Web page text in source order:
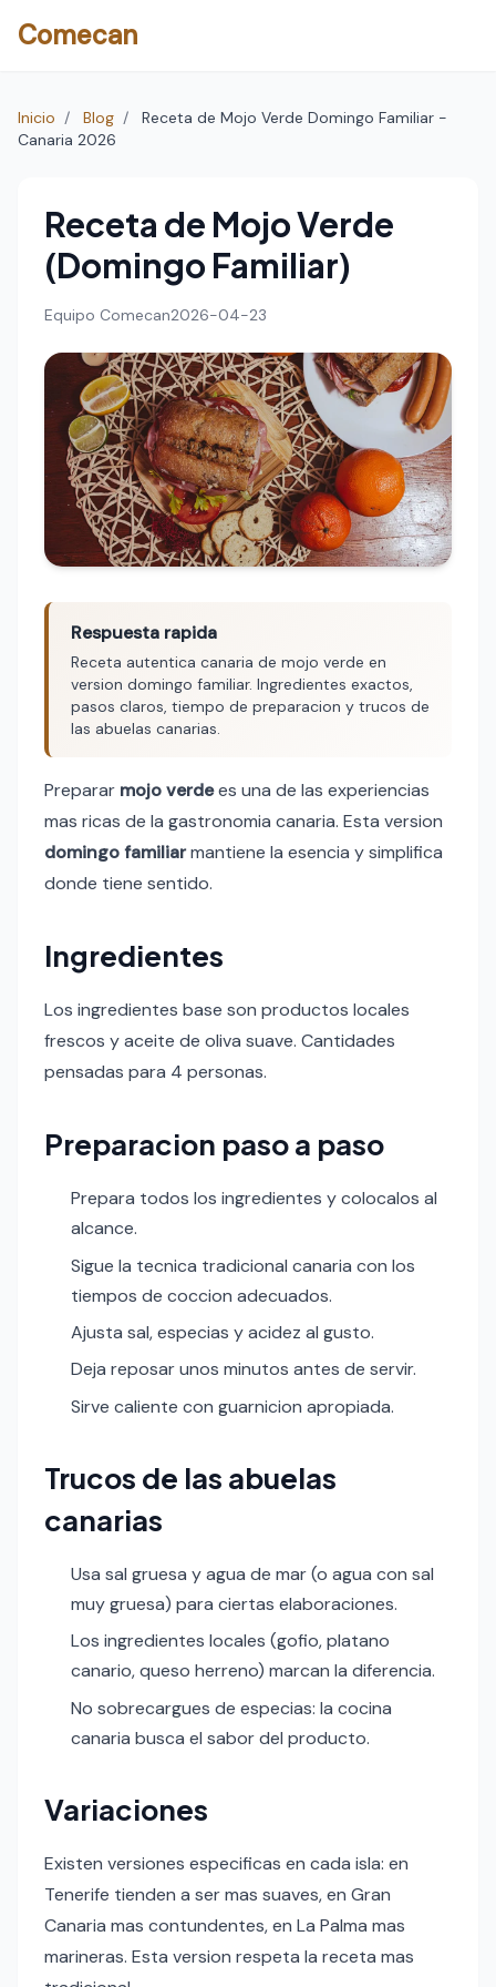
Comecan
Inicio / Blog /
Receta de Mojo Verde Domingo Familiar -
Canaria 2026
Receta de Mojo Verde
(Domingo Familiar)
Equipo Comecan2026-04-23
Respuesta rapida
Receta autentica canaria de mojo verde en
version domingo familiar. Ingredientes exactos,
pasos claros, tiempo de preparacion y trucos de
las abuelas canarias.
Preparar mojo verdees una de las experiencias
mas ricas de la gastronomia canaria. Esta version
domingo familiarmantiene la esencia y simplifica
donde tiene sentido.
Ingredientes
Los ingredientes base son productos locales
frescos y aceite de oliva suave. Cantidades
pensadas para 4 personas.
Preparacion paso a paso
Prepara todos los ingredientes y colocalos al
alcance.
Sigue la tecnica tradicional canaria con los
tiempos de coccion adecuados.
Ajusta sal, especias y acidez al gusto.
Deja reposar unos minutos antes de servir.
Sirve caliente con guarnicion apropiada.
Trucos de las abuelas
canarias
Usa sal gruesa y agua de mar (o agua con sal
muy gruesa) para ciertas elaboraciones.
Los ingredientes locales (gofio, platano
canario, queso herreno) marcan la diferencia.
No sobrecargues de especias: la cocina
canaria busca el sabor del producto.
Variaciones
Existen versiones especificas en cada isla: en
Tenerife tienden a ser mas suaves, en Gran
Canaria mas contundentes, en La Palma mas
marineras. Esta version respeta la receta mas